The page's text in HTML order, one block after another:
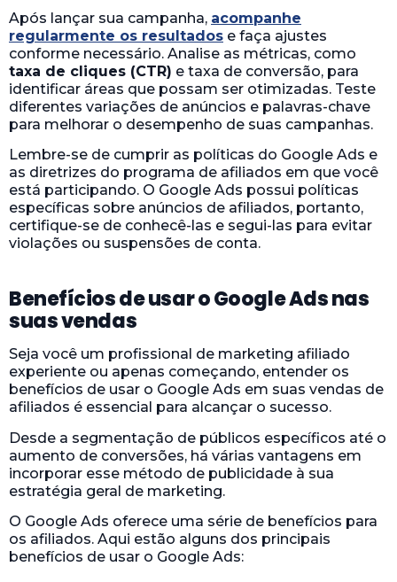
Após lançar sua campanha, acompanhe
regularmente os resultados e faça ajustes
conforme necessário. Analise as métricas, como
taxa de cliques (CTR) e taxa de conversão, para
identificar áreas que possam ser otimizadas. Teste
diferentes variações de anúncios e palavras-chave
para melhorar o desempenho de suas campanhas.
Lembre-se de cumprir as políticas do Google Ads e
as diretrizes do programa de afiliados em que você
está participando. O Google Ads possui políticas
específicas sobre anúncios de afiliados, portanto,
certifique-se de conhecê-las e segui-las para evitar
violações ou suspensões de conta.
Benefícios de usar o Google Ads nas
suas vendas
Seja você um profissional de marketing afiliado
experiente ou apenas começando, entender os
benefícios de usar o Google Ads em suas vendas de
afiliados é essencial para alcançar o sucesso.
Desde a segmentação de públicos específicos até o
aumento de conversões, há várias vantagens em
incorporar esse método de publicidade à sua
estratégia geral de marketing.
O Google Ads oferece uma série de benefícios para
os afiliados. Aqui estão alguns dos principais
benefícios de usar o Google Ads: